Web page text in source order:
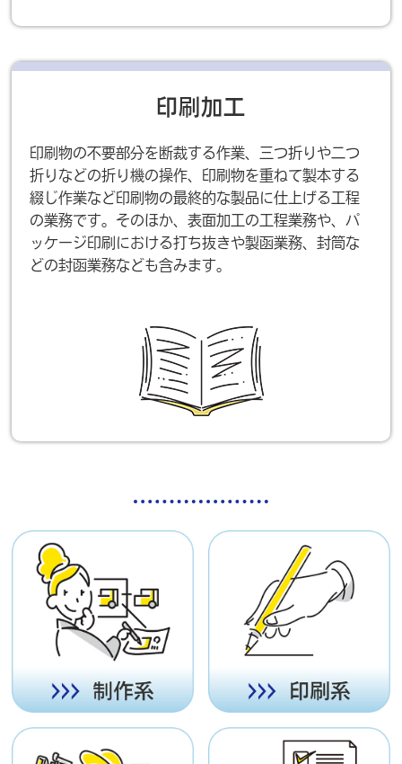
印刷加工
印刷物の不要部分を断裁する作業、三つ折りや二つ
折りなどの折り機の操作、印刷物を重ねて製本する
綴じ作業など印刷物の最終的な製品に仕上げる工程
の業務です。そのほか、表面加工の工程業務や、パ
ッケージ印刷における打ち抜きや製函業務、封筒な
どの封函業務なども含みます。